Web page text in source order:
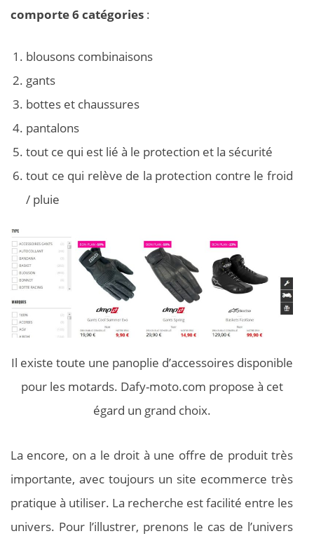
comporte 6 catégories :
blousons combinaisons
gants
bottes et chaussures
pantalons
tout ce qui est lié à le protection et la sécurité
tout ce qui relève de la protection contre le froid
/ pluie
Il existe toute une panoplie d’accessoires disponible
pour les motards. Dafy-moto.com propose à cet
égard un grand choix.
La encore, on a le droit à une offre de produit très
importante, avec toujours un site ecommerce très
pratique à utiliser. La recherche est facilité entre les
univers. Pour l’illustrer, prenons le cas de l’univers